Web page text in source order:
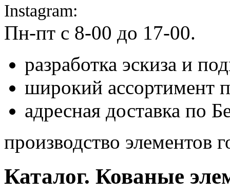
Instagram:
Пн-пт c 8-00 до 17-00.
разработка эскиза и
широкий ассортимент
адресная доставка по
производство элементов
Каталог. Кованые